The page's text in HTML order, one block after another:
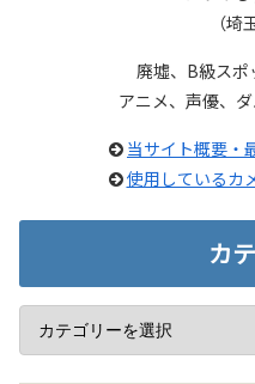
（埼
廃墟、B級ス
アニメ、声優、
当サイト概要・
使用しているカ
カ